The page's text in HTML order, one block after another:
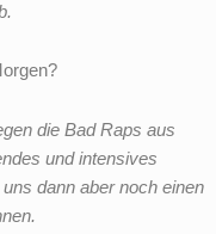
die Bad Raps aus
und intensives
dann aber noch einen